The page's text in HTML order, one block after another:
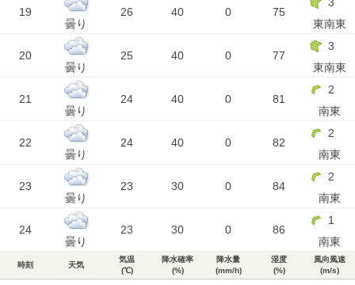
19
曇り
26 40 0 75
東南東
20
曇り
25 40 0 77
3
東南東
21
曇り
24 40 0 81
2
南東
22
曇り
24 40 0 82
2
南東
23
曇り
23 30 0 84
2
南東
24
曇り
23 30 0 86
1
南東
時刻 天気
気温
(℃)
降水確率
(%)
降水量
(mm/h)
湿度
(%)
風向風速
(m/s)